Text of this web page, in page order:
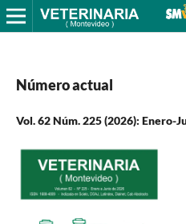
Número actual
Vol. 62 Núm. 225 (2026): Enero-